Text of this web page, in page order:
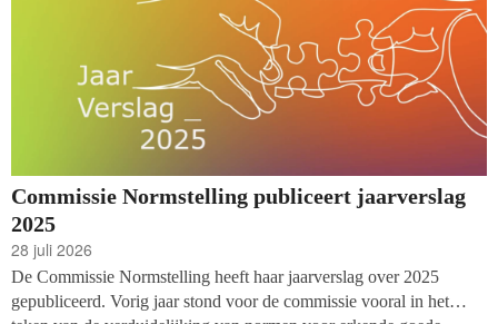
Commissie Normstelling publiceert jaarverslag
2025
28 juli 2026
De Commissie Normstelling heeft haar jaarverslag over 2025
gepubliceerd. Vorig jaar stond voor de commissie vooral in het